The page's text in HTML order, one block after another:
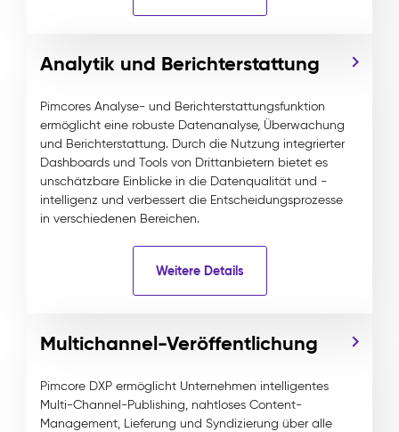
Analytik und Berichterstattung
Pimcores Analyse- und Berichterstattungsfunktion
ermöglicht eine robuste Datenanalyse, Überwachung
und Berichterstattung. Durch die Nutzung integrierter
Dashboards und Tools von Drittanbietern bietet es
unschätzbare Einblicke in die Datenqualität und -
intelligenz und verbessert die Entscheidungsprozesse
in verschiedenen Bereichen.
Weitere Details
Multichannel-Veröffentlichung
Pimcore DXP ermöglicht Unternehmen intelligentes
Multi-Channel-Publishing, nahtloses Content-
Management, Lieferung und Syndizierung über alle